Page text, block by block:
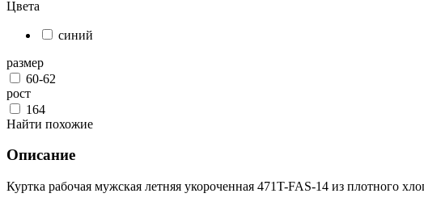
Цвета
синий
размер
60-62
рост
164
Найти похожие
Описание
Куртка рабочая мужская летняя укороченная 471T-FAS-14 из плотного